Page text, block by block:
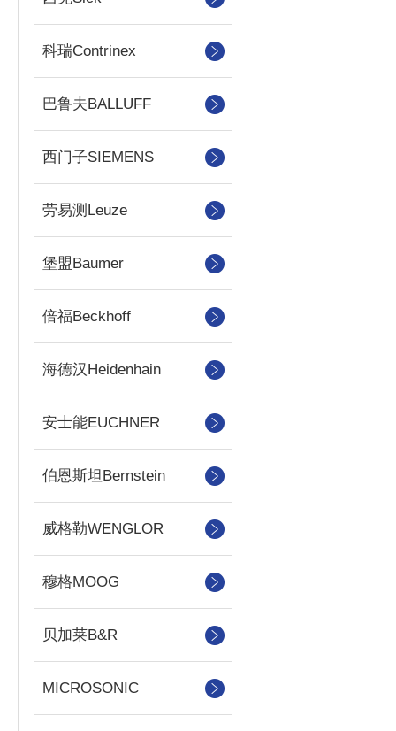
科瑞Contrinex
巴鲁夫BALLUFF
西门子SIEMENS
劳易测Leuze
堡盟Baumer
倍福Beckhoff
海德汉Heidenhain
安士能EUCHNER
伯恩斯坦Bernstein
威格勒WENGLOR
穆格MOOG
贝加莱B&R
MICROSONIC